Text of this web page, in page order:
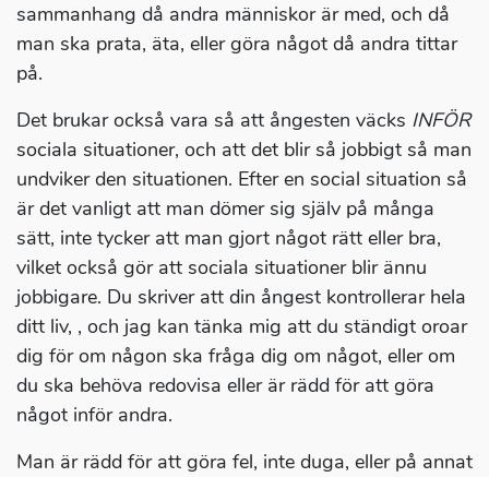
sammanhang då andra människor är med, och då
man ska prata, äta, eller göra något då andra tittar
på.
Det brukar också vara så att ångesten väcks INFÖR
sociala situationer, och att det blir så jobbigt så man
undviker den situationen. Efter en social situation så
är det vanligt att man dömer sig själv på många
sätt, inte tycker att man gjort något rätt eller bra,
vilket också gör att sociala situationer blir ännu
jobbigare. Du skriver att din ångest kontrollerar hela
ditt liv, , och jag kan tänka mig att du ständigt oroar
dig för om någon ska fråga dig om något, eller om
du ska behöva redovisa eller är rädd för att göra
något inför andra.
Man är rädd för att göra fel, inte duga, eller på annat